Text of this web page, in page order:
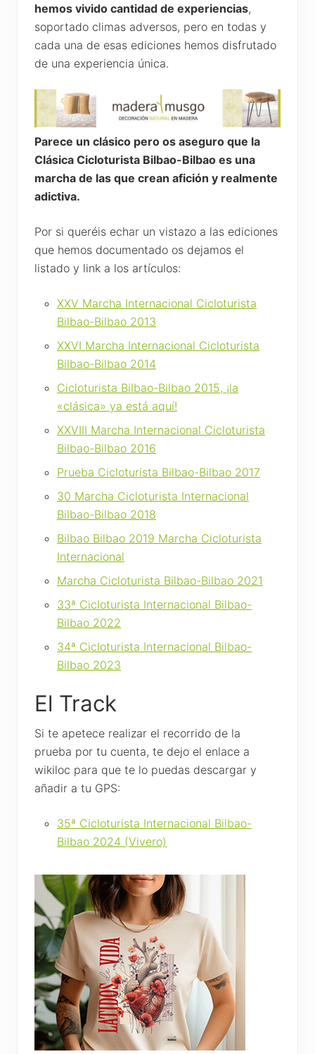
hemos vivido cantidad de experiencias,
soportado climas adversos, pero en todas y
cada una de esas ediciones hemos disfrutado
de una experiencia única.
Parece un clásico pero os aseguro que la
Clásica Cicloturista Bilbao-Bilbao es una
marcha de las que crean afición y realmente
adictiva.
Por si queréis echar un vistazo a las ediciones
que hemos documentado os dejamos el
listado y link a los artículos:
XXV Marcha Internacional Cicloturista
Bilbao-Bilbao 2013
XXVI Marcha Internacional Cicloturista
Bilbao-Bilbao 2014
Cicloturista Bilbao-Bilbao 2015, ¡la
«clásica» ya está aquí!
XXVIII Marcha Internacional Cicloturista
Bilbao-Bilbao 2016
Prueba Cicloturista Bilbao-Bilbao 2017
30 Marcha Cicloturista Internacional
Bilbao-Bilbao 2018
Bilbao Bilbao 2019 Marcha Cicloturista
Internacional
Marcha Cicloturista Bilbao-Bilbao 2021
33ª Cicloturista Internacional Bilbao-
Bilbao 2022
34ª Cicloturista Internacional Bilbao-
Bilbao 2023
El Track
Si te apetece realizar el recorrido de la
prueba por tu cuenta, te dejo el enlace a
wikiloc para que te lo puedas descargar y
añadir a tu GPS:
35ª Cicloturista Internacional Bilbao-
Bilbao 2024 (Vivero)